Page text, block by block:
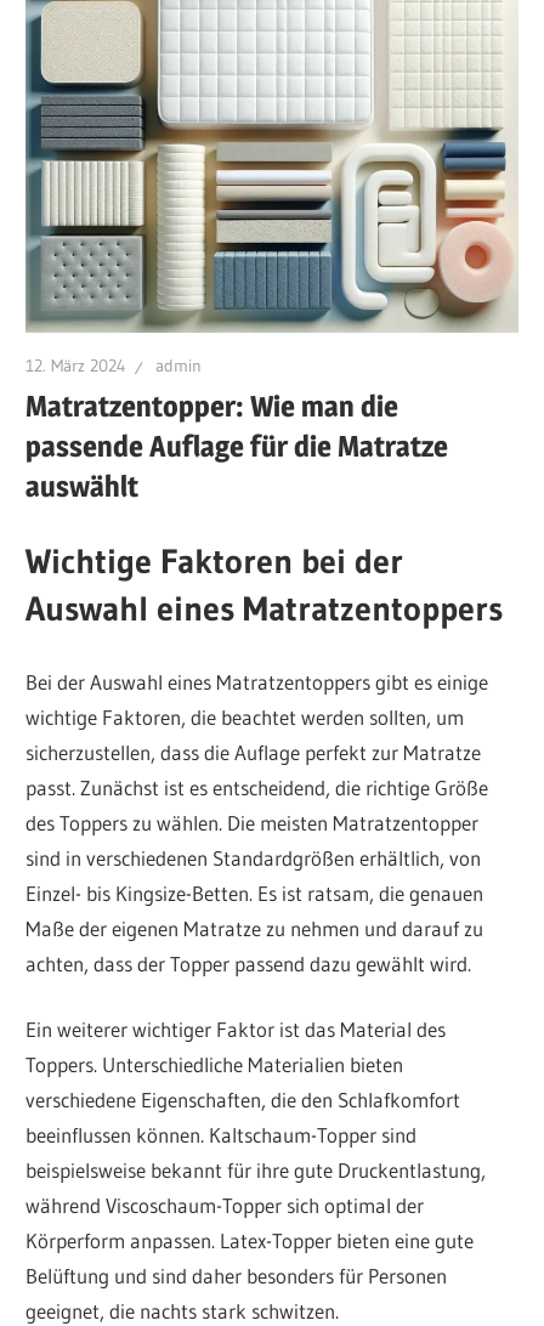
12. März 2024 admin
Matratzentopper: Wie man die
passende Auflage für die Matratze
auswählt
Wichtige Faktoren bei der
Auswahl eines Matratzentoppers
Bei der Auswahl eines Matratzentoppers gibt es einige
wichtige Faktoren, die beachtet werden sollten, um
sicherzustellen, dass die Auflage perfekt zur Matratze
passt. Zunächst ist es entscheidend, die richtige Größe
des Toppers zu wählen. Die meisten Matratzentopper
sind in verschiedenen Standardgrößen erhältlich, von
Einzel- bis Kingsize-Betten. Es ist ratsam, die genauen
Maße der eigenen Matratze zu nehmen und darauf zu
achten, dass der Topper passend dazu gewählt wird.
Ein weiterer wichtiger Faktor ist das Material des
Toppers. Unterschiedliche Materialien bieten
verschiedene Eigenschaften, die den Schlafkomfort
beeinflussen können. Kaltschaum-Topper sind
beispielsweise bekannt für ihre gute Druckentlastung,
während Viscoschaum-Topper sich optimal der
Körperform anpassen. Latex-Topper bieten eine gute
Belüftung und sind daher besonders für Personen
geeignet, die nachts stark schwitzen.